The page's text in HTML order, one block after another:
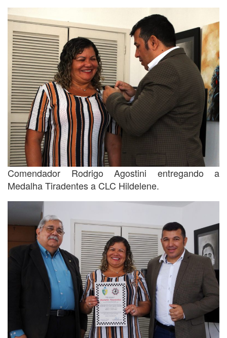
Comendador Rodrigo Agostini entregando a
Medalha Tiradentes a CLC Hildelene.